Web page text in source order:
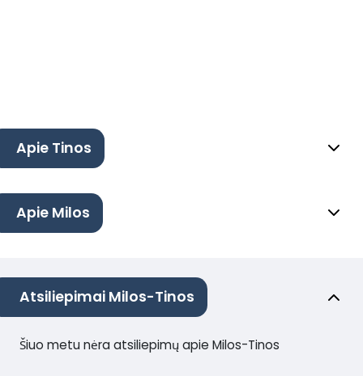
Apie Tinos
Apie Milos
Atsiliepimai Milos-Tinos
Šiuo metu nėra atsiliepimų apie Milos-Tinos